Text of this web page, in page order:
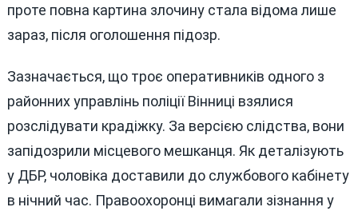
проте повна картина злочину стала відома лише
зараз, після оголошення підозр.
Зазначається, що троє оперативників одного з
районних управлінь поліції Вінниці взялися
розслідувати крадіжку. За версією слідства, вони
запідозрили місцевого мешканця. Як деталізують
у ДБР, чоловіка доставили до службового кабінету
в нічний час. Правоохоронці вимагали зізнання у